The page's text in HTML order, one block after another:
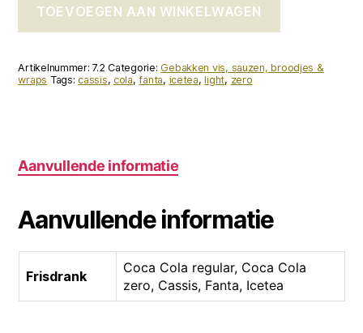
TOEVOEGEN AAN WINKELWAGEN
Artikelnummer:7.2 Categorie:Gebakken vis, sauzen, broodjes &
wraps Tags:cassis,cola,fanta, icetea,light, zero
Aanvullende informatie
Aanvullende informatie
Frisdrank
Coca Cola regular, Coca Cola
zero, Cassis, Fanta, Icetea